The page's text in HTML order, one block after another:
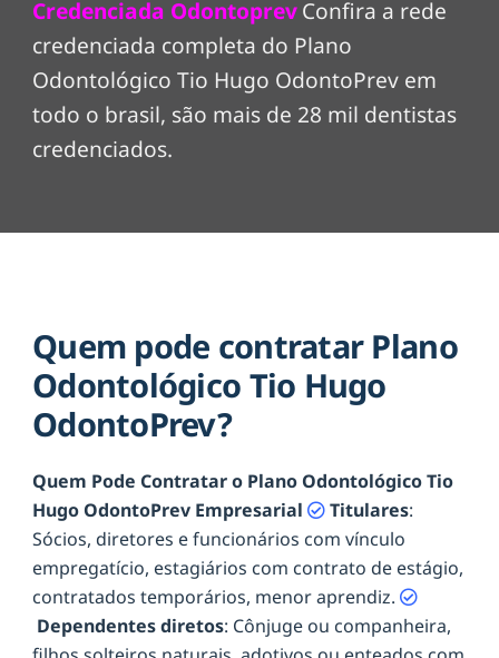
Credenciada OdontoprevConfira a rede
credenciada completa do Plano
Odontológico Tio Hugo OdontoPrev em
todo o brasil, são mais de 28 mil dentistas
credenciados.
Quem pode contratar Plano
Odontológico Tio Hugo
OdontoPrev?
Quem Pode Contratar o Plano Odontológico Tio
Hugo OdontoPrev Empresarial
Titulares:
Sócios, diretores e funcionários com vínculo
empregatício, estagiários com contrato de estágio,
contratados temporários, menor aprendiz.
Dependentes diretos: Cônjuge ou companheira,